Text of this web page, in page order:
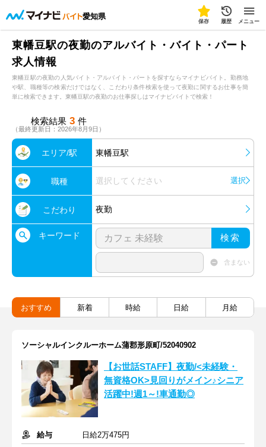
愛知県
保存 履歴 メニュー
東幡豆駅の夜勤のアルバイト・バイト・パート
求人情報
東幡豆駅の夜勤の人気バイト・アルバイト・パートを探すならマイナビバイト。勤務地
や駅、職種等の検索だけではなく、こだわり条件検索を使って夜勤に関するお仕事を簡
単に検索できます。東幡豆駅の夜勤のお仕事探しはマイナビバイトで検索！
検索結果 3 件
（最終更新日：2026年8月9日）
エリア/駅 東幡豆駅
職種 選択してください 選択
こだわり 夜勤
キーワード 検索
含まない
おすすめ 新着 時給 日給 月給
ソーシャルインクルーホーム蒲郡形原町/52040902
【お世話STAFF】夜勤/<未経験・
無資格OK>見回りがメイン♪シニア
活躍中!週1～!車通勤◎
給与
日給2万475円